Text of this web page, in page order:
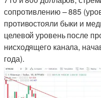
сопротивлению – 885
противостояли быки и
целевой уровень после
нисходящего канала,
года).